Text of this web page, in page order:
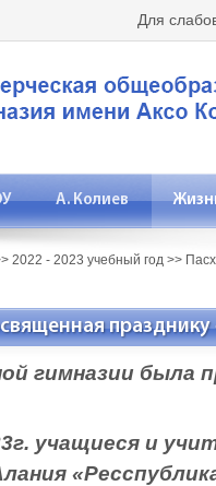
Для
А. Колиев
2022 - 2023 учебный год >>
празднику
была
и